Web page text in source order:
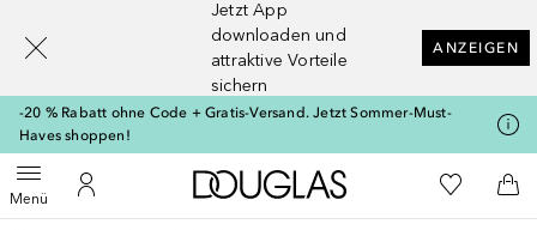
Jetzt App
downloaden und
attraktive Vorteile
sichern
ANZEIGEN
-20 % Rabatt ohne Code + Gratis-Versand. Jetzt Sommer-Must-
Haves shoppen!
MenüMenü öffnenZu Meinem Kundenkonto
Zur Douglas Startseite
Zu Meiner
Gehe zurück
Suche ausführen
[navigation.slideout.screenreader]